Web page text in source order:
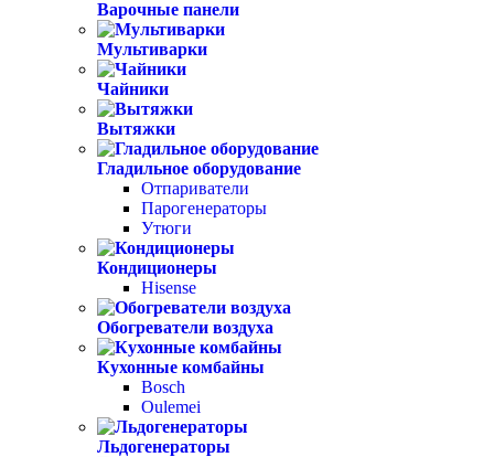
Варочные панели
Мультиварки
Чайники
Вытяжки
Гладильное оборудование
Отпариватели
Парогенераторы
Утюги
Кондиционеры
Hisense
Обогреватели воздуха
Кухонные комбайны
Bosch
Oulemei
Льдогенераторы